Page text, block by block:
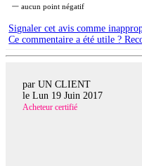
aucun point négatif
Signaler cet avis comme
Ce commentaire a été utile ?
par UN CLIENT
le Lun 19 Juin 2017
Acheteur certifié